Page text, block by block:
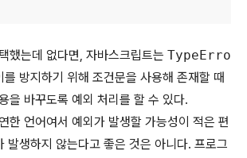
했는데 없다면, 자바스크립트는 TypeErro
방지하기 위해 조건문을 사용해 존재할 때
을 바꾸도록 예외 처리를 할 수 있다.
한 언어여서 예외가 발생할 가능성이 적은 편
발생하지 않는다고 좋은 것은 아니다. 프로그